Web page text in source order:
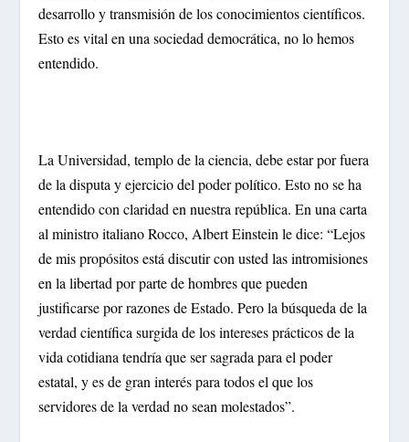
desarrollo y transmisión de los conocimientos científicos.
Esto es vital en una sociedad democrática, no lo hemos
entendido.
La Universidad, templo de la ciencia, debe estar por fuera
de la disputa y ejercicio del poder político. Esto no se ha
entendido con claridad en nuestra república. En una carta
al ministro italiano Rocco, Albert Einstein le dice: “Lejos
de mis propósitos está discutir con usted las intromisiones
en la libertad por parte de hombres que pueden
justificarse por razones de Estado. Pero la búsqueda de la
verdad científica surgida de los intereses prácticos de la
vida cotidiana tendría que ser sagrada para el poder
estatal, y es de gran interés para todos el que los
servidores de la verdad no sean molestados”.